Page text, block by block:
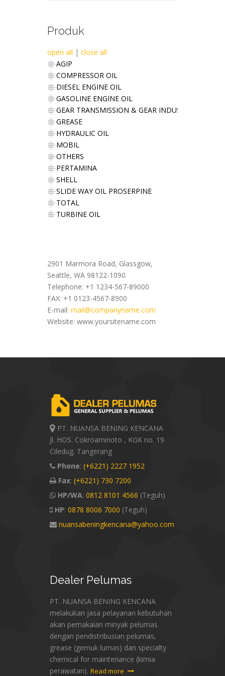
Produk
open all | close all
AGIP
COMPRESSOR OIL
DIESEL ENGINE OIL
GASOLINE ENGINE OIL
GEAR TRANSMISSION & GEAR INDUSTRIES OIL
GREASE
HYDRAULIC OIL
MOBIL
OTHERS
PERTAMINA
SHELL
SLIDE WAY OIL PROSERPINE
TOTAL
TURBINE OIL
2901 Marmora Road, Glassgow,
Seattle, WA 98122-1090
Telephone: +1 1234-567-89000
FAX: +1 0123-4567-8900
E-mail: mail@companyname.com
Website: www.yoursitename.com
PT. NUANSA BENING KENCANA
Jl. HOS. Cokroaminoto , KGK no. 19
Ciledug. Tangerang
Phone: (+6221) 2227 1952
Fax: (+6221) 730 7200
HP/WA: 0812 8101 4566 (Teguh)
HP: 0878 8006 7000 (Teguh)
nuansabeningkencana@yahoo.com
DealerPelumas
PT. NUANSA BENING KENCANA
melakukan jasa pelayanan kebutuhan
akan pemakaian minyak pelumas
dengan pendistribusian pelumas,
grease (gemuk lumas) dan specialty
chemical for maintenance (kimia
perawatan). Read more